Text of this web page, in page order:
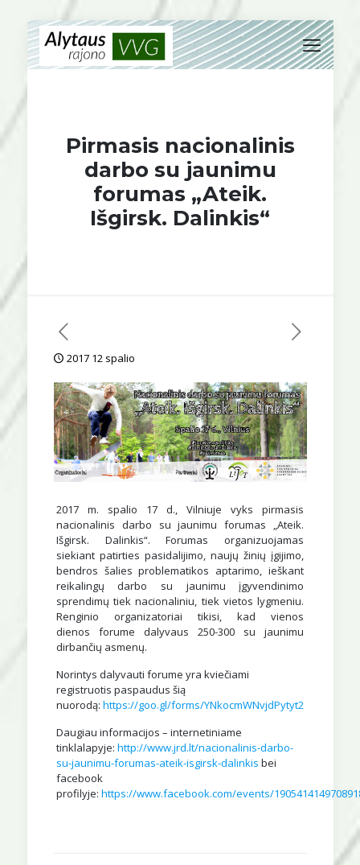
Pirmasis nacionalinis
darbo su jaunimu
forumas „Ateik.
Išgirsk. Dalinkis“
2017 12 spalio
2017 m. spalio 17 d., Vilniuje vyks pirmasis
nacionalinis darbo su jaunimu forumas „Ateik.
Išgirsk. Dalinkis“. Forumas organizuojamas
siekiant patirties pasidalijimo, naujų žinių įgijimo,
bendros šalies problematikos aptarimo, ieškant
reikalingų darbo su jaunimu įgyvendinimo
sprendimų tiek nacionaliniu, tiek vietos lygmeniu.
Renginio organizatoriai tikisi, kad vienos
dienos forume dalyvaus 250-300 su jaunimu
dirbančių asmenų.
Norintys dalyvauti forume yra kviečiami
registruotis paspaudus šią
nuorodą: https://goo.gl/forms/YNkocmWNvjdPytyt2
Daugiau informacijos – internetiniame
tinklalapyje: http://www.jrd.lt/nacionalinis-darbo-
su-jaunimu-forumas-ateik-isgirsk-dalinkis bei
facebook
profilyje: https://www.facebook.com/events/